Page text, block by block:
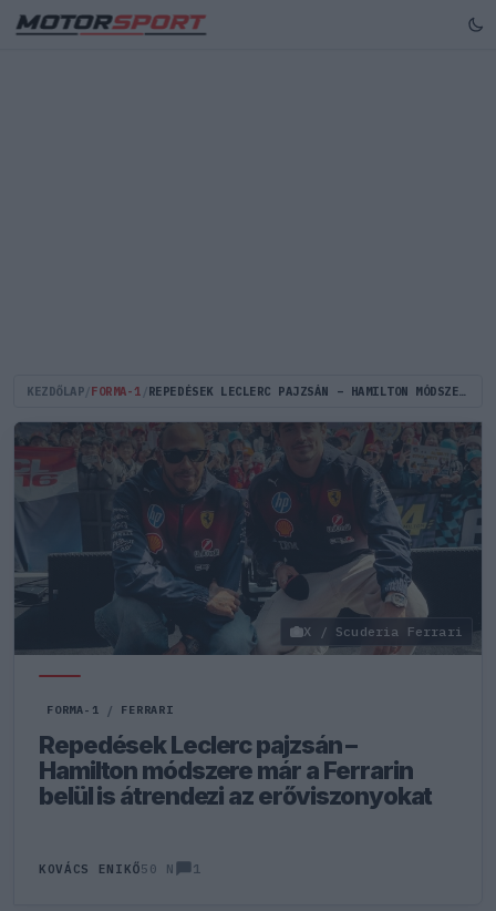
KEZDŐLAP FORMA-1 REPEDÉSEK LECLERC PAJZSÁN – HAMILTON MÓDSZERE MÁR A FERRARIN BELÜL IS ÁTRENDEZI AZ ERŐVISZONYOKAT
X / Scuderia Ferrari
FORMA-1 / FERRARI
Repedések Leclerc pajzsán –
Hamilton módszere már a Ferrarin
belül is átrendezi az erőviszonyokat
KOVÁCS ENIKŐ50 N 1